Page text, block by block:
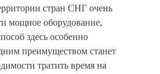
стран СНГ очень
мощное оборудование,
здесь особенно
преимуществом станет
тратить время на